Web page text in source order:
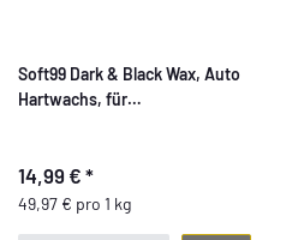
Soft99 Dark & Black Wax, Auto
Hartwachs, für
14,99 € *
49,97 € pro 1 kg